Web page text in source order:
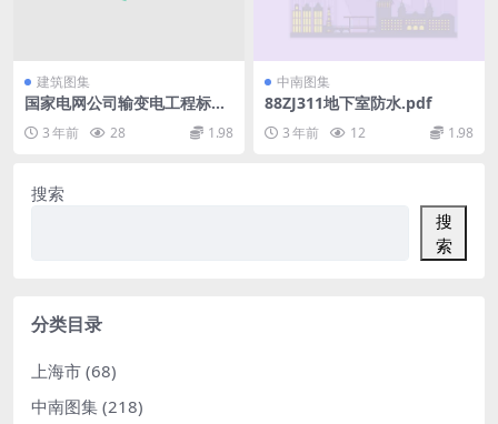
建筑图集
国家电网公司输变电工程标准
工艺三工艺标准库2016年版国
家电网公司基建部2017年版(1
3 年前 28 1.98
中南图集
88ZJ311地下室防水.pdf
3 年前 12 1.98
搜索
搜
索
分类目录
上海市 (68)
中南图集 (218)